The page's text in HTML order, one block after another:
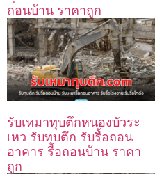
ถอนบ้าน ราคาถูก
รับเหมาทุบตึกหนองบัวระ
เหว รับทุบตึก รับรื้อถอน
อาคาร รื้อถอนบ้าน ราคา
ถูก